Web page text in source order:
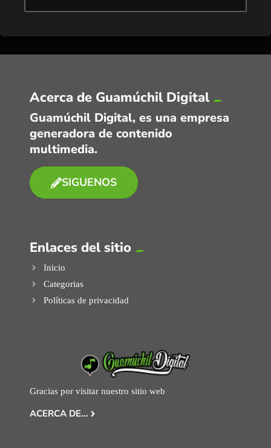
Acerca de Guamúchil Digital
Guamúchil Digital, es una empresa
generadora de contenido
multimedia.
SIGUENOS
Enlaces del sitio
Inicio
Categorias
Políticas de privacidad
Gracias por visitar nuestro sitio web
ACERCA DE...